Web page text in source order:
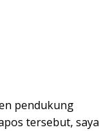
pendukung
tersebut, saya